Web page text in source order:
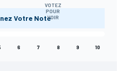
VOTEZ
POUR
VOIR
Votre Note
6 7 8 9 10